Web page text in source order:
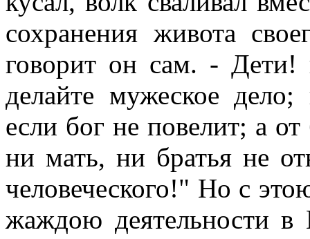
сохранения живота
говорит он сам. - Дети!
делайте мужеское
если бог не повелит; а
ни мать, ни братья не
человеческого!" Но с
жаждою деятельности в